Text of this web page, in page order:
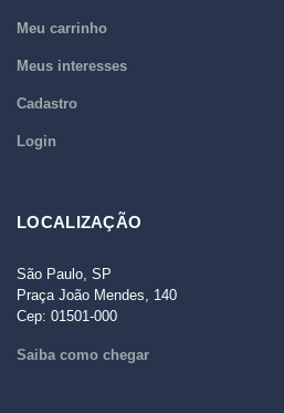
Meu carrinho
Meus interesses
Cadastro
Login
LOCALIZAÇÃO
São Paulo, SP
Praça João Mendes, 140
Cep: 01501-000
Saiba como chegar